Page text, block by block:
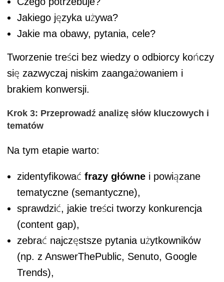
Jakiego języka używa?
Jakie ma obawy, pytania, cele?
Tworzenie treści bez wiedzy o odbiorcy kończy
się zazwyczaj niskim zaangażowaniem i
brakiem konwersji.
Krok 3: Przeprowadź analizę słów kluczowych i
tematów
Na tym etapie warto:
zidentyfikować frazy główne i powiązane
tematyczne (semantyczne),
sprawdzić, jakie treści tworzy konkurencja
(content gap),
zebrać najczęstsze pytania użytkowników
(np. z AnswerThePublic, Senuto, Google
Trends),